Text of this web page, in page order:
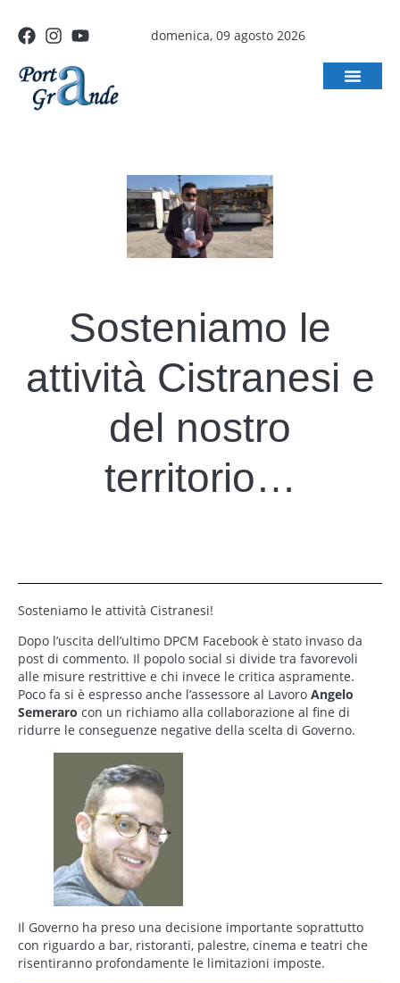
domenica, 09 agosto 2026
Sosteniamo le
attività Cistranesi e
del nostro
territorio…
Sosteniamo le attività Cistranesi!
Dopo l’uscita dell’ultimo DPCM Facebook è stato invaso da
post di commento. Il popolo social si divide tra favorevoli
alle misure restrittive e chi invece le critica aspramente.
Poco fa si è espresso anche l’assessore al Lavoro Angelo
Semeraro con un richiamo alla collaborazione al fine di
ridurre le conseguenze negative della scelta di Governo.
Il Governo ha preso una decisione importante soprattutto
con riguardo a bar, ristoranti, palestre, cinema e teatri che
risentiranno profondamente le limitazioni imposte.